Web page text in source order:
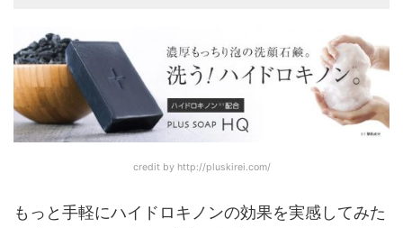
credit by http://pluskirei.com/
もっと手軽にハイドロキノンの効果を実感してみた